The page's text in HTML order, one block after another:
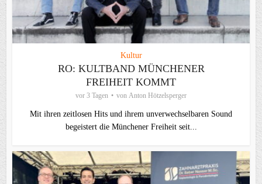
Kultur
RO: KULTBAND MÜNCHENER
FREIHEIT KOMMT
vor 3 Tagen von Anton Hötzelsperger
Mit ihren zeitlosen Hits und ihrem unverwechselbaren Sound
begeistert die Münchener Freiheit seit...